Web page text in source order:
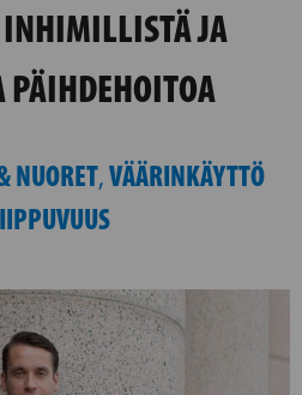
JA
PÄIHDEHOITOA
NUORET,VÄÄRINKÄYTTÖ